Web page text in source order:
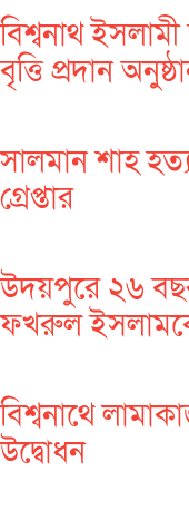
বিশ্বনাথ ইসলামী
বৃত্তি প্রদান
সালমান শাহ
গ্রেপ্তার
উদয়পুরে ২৬ বছর
ফখরুল ইসলামকে
বিশ্বনাথে
উদ্বোধন